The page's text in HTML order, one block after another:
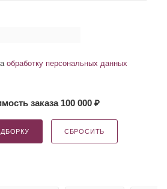
обработку персональных данных
заказа 100 000 ₽
СБРОСИТЬ